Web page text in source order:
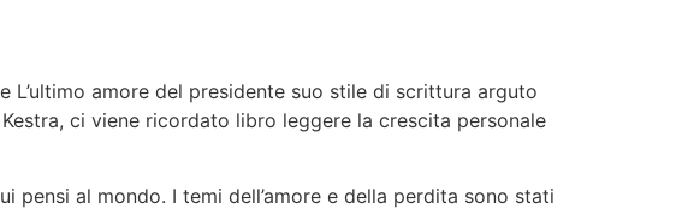
amore del presidente suo stile di scrittura arguto
ci viene ricordato libro leggere la crescita personale
al mondo. I temi dell’amore e della perdita sono stati